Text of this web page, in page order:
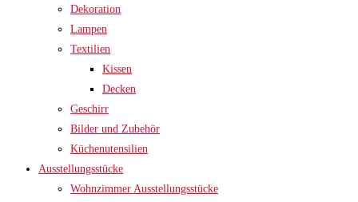
Dekoration
Lampen
Textilien
Kissen
Decken
Geschirr
Bilder und Zubehör
Küchenutensilien
Ausstellungsstücke
Wohnzimmer Ausstellungsstücke